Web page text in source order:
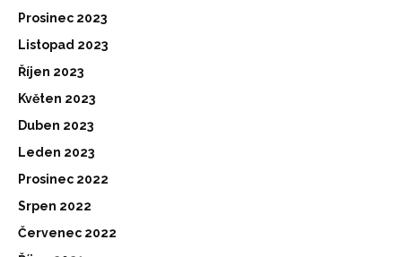
Prosinec 2023
Listopad 2023
Říjen 2023
Květen 2023
Duben 2023
Leden 2023
Prosinec 2022
Srpen 2022
Červenec 2022